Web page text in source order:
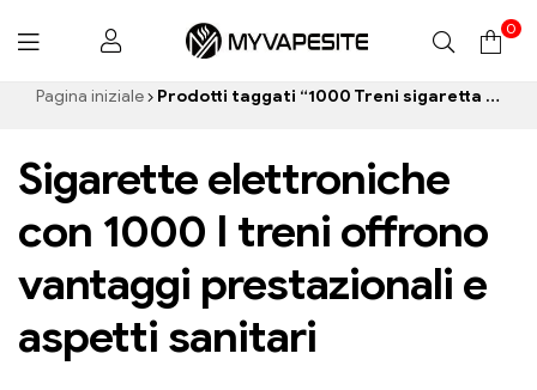
Myvapesite.de
0
Pagina iniziale Prodotti taggati “1000 Treni sigaretta elettronica”
Sigarette elettroniche
con 1000 I treni offrono
vantaggi prestazionali e
aspetti sanitari